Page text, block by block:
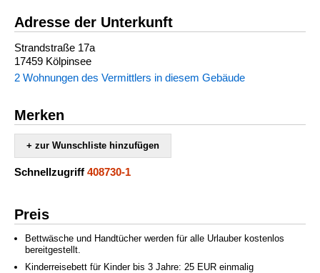
Adresse der Unterkunft
Strandstraße 17a
17459 Kölpinsee
2 Wohnungen des Vermittlers in diesem Gebäude
Merken
+ zur Wunschliste hinzufügen
Schnellzugriff 408730-1
Preis
Bettwäsche und Handtücher werden für alle Urlauber kostenlos
bereitgestellt.
Kinderreisebett für Kinder bis 3 Jahre: 25 EUR einmalig